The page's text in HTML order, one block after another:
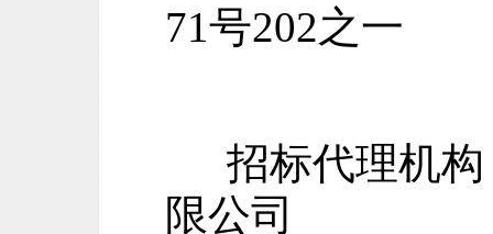
71号202之一
招标代理机
限公司